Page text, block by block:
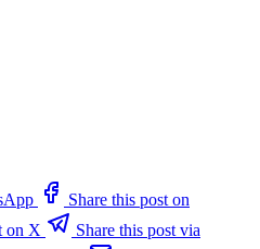
Share this post on
on X
Share this post via